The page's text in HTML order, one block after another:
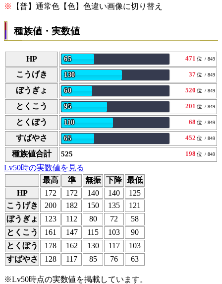
※ 【普】通常色【色】色違い画像に切り替え
種族値・実数値
HP 65 471 位 / 849
こうげき 130 37位 / 849
ぼうぎょ 60 520 位 / 849
とくこう 95 201 位 / 849
とくぼう 110 68 位 / 849
すばやさ 65 452 位 / 849
種族値合計 525 198 位 / 849
Lv50時の実数値を見る
最高
準 無振 下降 最低
HP
172 172 140 140
125
こうげき
200 182 150 135
121
ぼうぎょ
123 112 80 72
58
とくこう
161 147 115 103
90
とくぼう
178 162 130 117
103
すばやさ
128 117 85 76 63
※Lv50時点の実数値を掲載しています。